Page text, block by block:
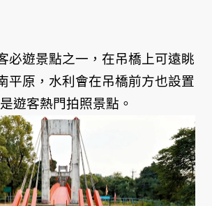
必遊景點之一，在吊橋上可遠眺
平原，水利會在吊橋前方也設置
遊客熱門拍照景點。